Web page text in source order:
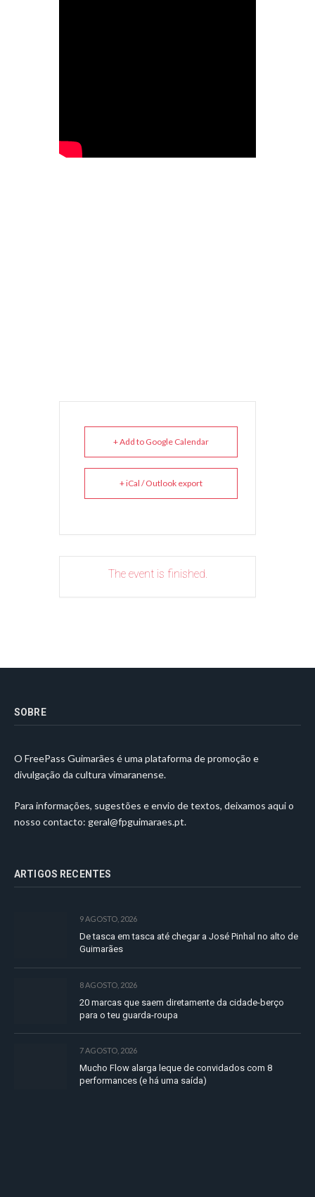
+ Add to Google Calendar
+ iCal / Outlook export
The event is finished.
SOBRE
O FreePass Guimarães é uma plataforma de promoção e
divulgação da cultura vimaranense.
Para informações, sugestões e envio de textos, deixamos aqui o
nosso contacto: geral@fpguimaraes.pt.
ARTIGOS RECENTES
9 AGOSTO, 2026
De tasca em tasca até chegar a José Pinhal no alto de
Guimarães
8 AGOSTO, 2026
20 marcas que saem diretamente da cidade-berço
para o teu guarda-roupa
7 AGOSTO, 2026
Mucho Flow alarga leque de convidados com 8
performances (e há uma saída)